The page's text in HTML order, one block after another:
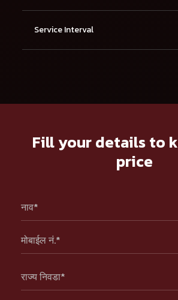
Service Interval
Fill your details to
price
नाव*
मोबाईल नं.*
राज्य निवडा*